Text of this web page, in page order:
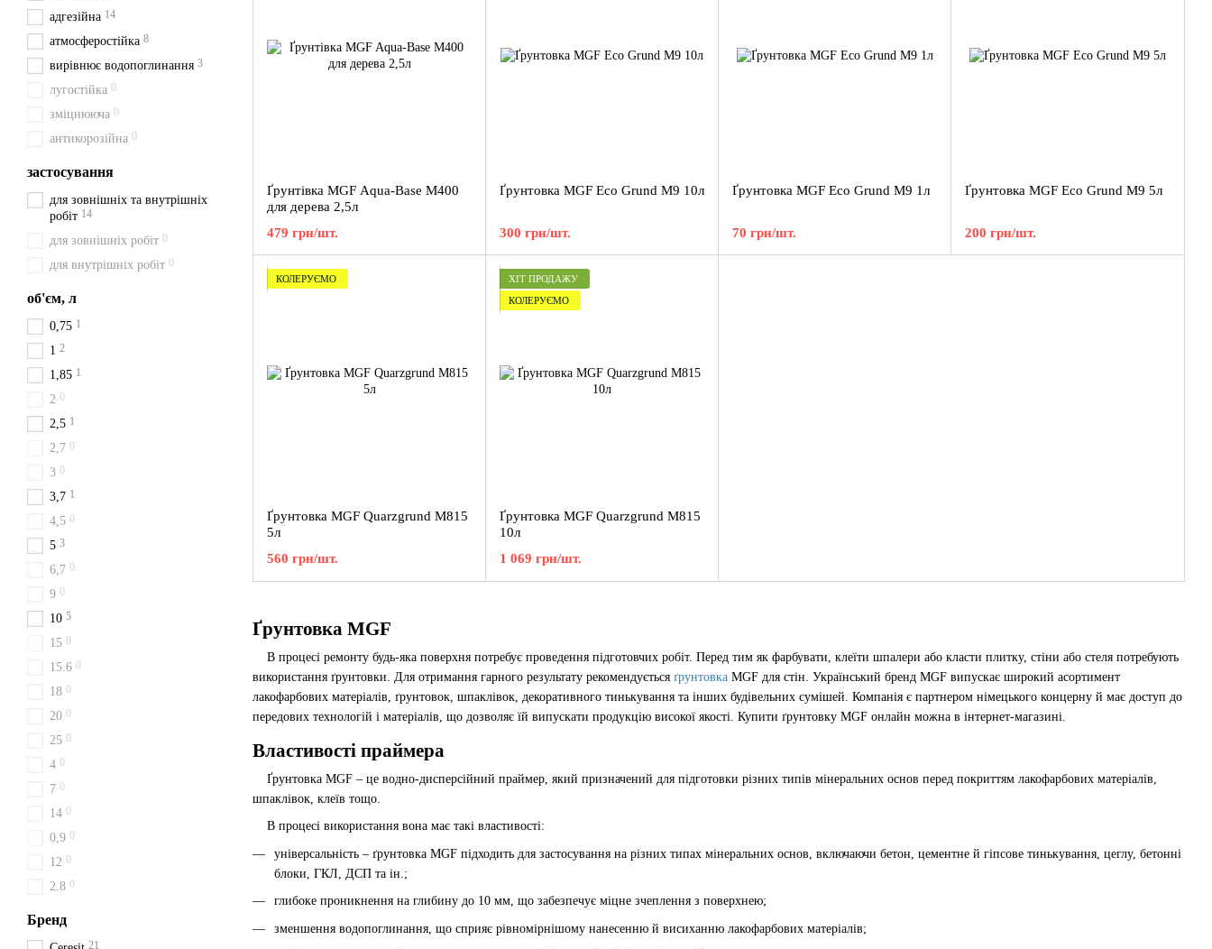
Ґрунтовка MGF
В процесі ремонту будь-яка поверхня потребує проведення підготовчих робіт. Перед тим як фарбувати, клеїти шпалери або класти плитку, стіни або стеля потребують
використання ґрунтовки. Для отримання гарного результату рекомендується ґрунтовка MGF для стін. Український бренд MGF випускає широкий асортимент
лакофарбових матеріалів, ґрунтовок, шпаклівок, декоративного тинькування та інших будівельних сумішей. Компанія є партнером німецького концерну й має доступ до
передових технологій і матеріалів, що дозволяє їй випускати продукцію високої якості. Купити ґрунтовку MGF онлайн можна в інтернет-магазині.
Властивості праймера
Ґрунтовка MGF – це водно-дисперсійний праймер, який призначений для підготовки різних типів мінеральних основ перед покриттям лакофарбових матеріалів,
шпаклівок, клеїв тощо.
В процесі використання вона має такі властивості:
універсальність – ґрунтовка MGF підходить для застосування на різних типах мінеральних основ, включаючи бетон, цементне й гіпсове тинькування, цеглу, бетонні
блоки, ГКЛ, ДСП та ін.;
глибоке проникнення на глибину до 10 мм, що забезпечує міцне зчеплення з поверхнею;
зменшення водопоглинання, що сприяє рівномірнішому нанесенню й висиханню лакофарбових матеріалів;
Ґрунтівка MGF Aqua-Ваse M400
для дерева 2,5л
479 грн/шт.
Ґрунтовка MGF Eco Grund M9 10л
300 грн/шт.
Ґрунтовка MGF Eco Grund M9 1л
70 грн/шт.
Ґрунтовка MGF Eco Grund M9 5л
200 грн/шт.
КОЛЕРУЄМО
Ґрунтовка MGF Quarzgrund M815
5л
560 грн/шт.
ХІТ ПРОДАЖУ
КОЛЕРУЄМО
Ґрунтовка MGF Quarzgrund M815
10л
1 069 грн/шт.
адгезійна 14
атмосферостійка 8
вирівнює водопоглинання 3
лугостійка 0
зміцнююча 0
антикорозійна 0
застосування
для зовнішніх та внутрішніх
робіт 14
для зовнішніх робіт 0
для внутрішніх робіт 0
об'єм, л
0,75 1
1 2
1,85 1
2 0
2,5 1
2,7 0
3 0
3,7 1
4,5 0
5 3
6,7 0
9 0
10 5
15 0
15.6 0
18 0
20 0
25 0
4 0
7 0
14 0
0,9 0
12 0
2.8 0
Бренд
21